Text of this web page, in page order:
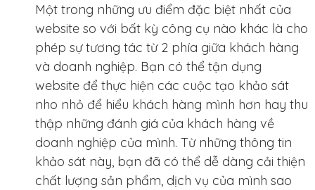
Một trong những ưu điểm đặc biệt nhất của
website so với bất kỳ công cụ nào khác là cho
phép sự tương tác từ 2 phía giữa khách hàng
và doanh nghiệp. Bạn có thể tận dụng
website để thực hiện các cuộc tạo khảo sát
nho nhỏ để hiểu khách hàng mình hơn hay thu
thập những đánh giá của khách hàng về
doanh nghiệp của mình. Từ những thông tin
khảo sát này, bạn đã có thể dễ dàng cải thiện
chất lượng sản phẩm, dịch vụ của mình sao